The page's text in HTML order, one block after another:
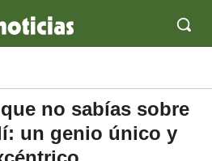
no sabías sobre
un genio único y